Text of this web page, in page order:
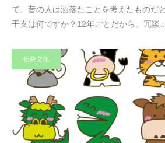
て、昔の人は洒落たことを考えたものだ
干支は何ですか？12年ごとだから、冗談…
伝統文化